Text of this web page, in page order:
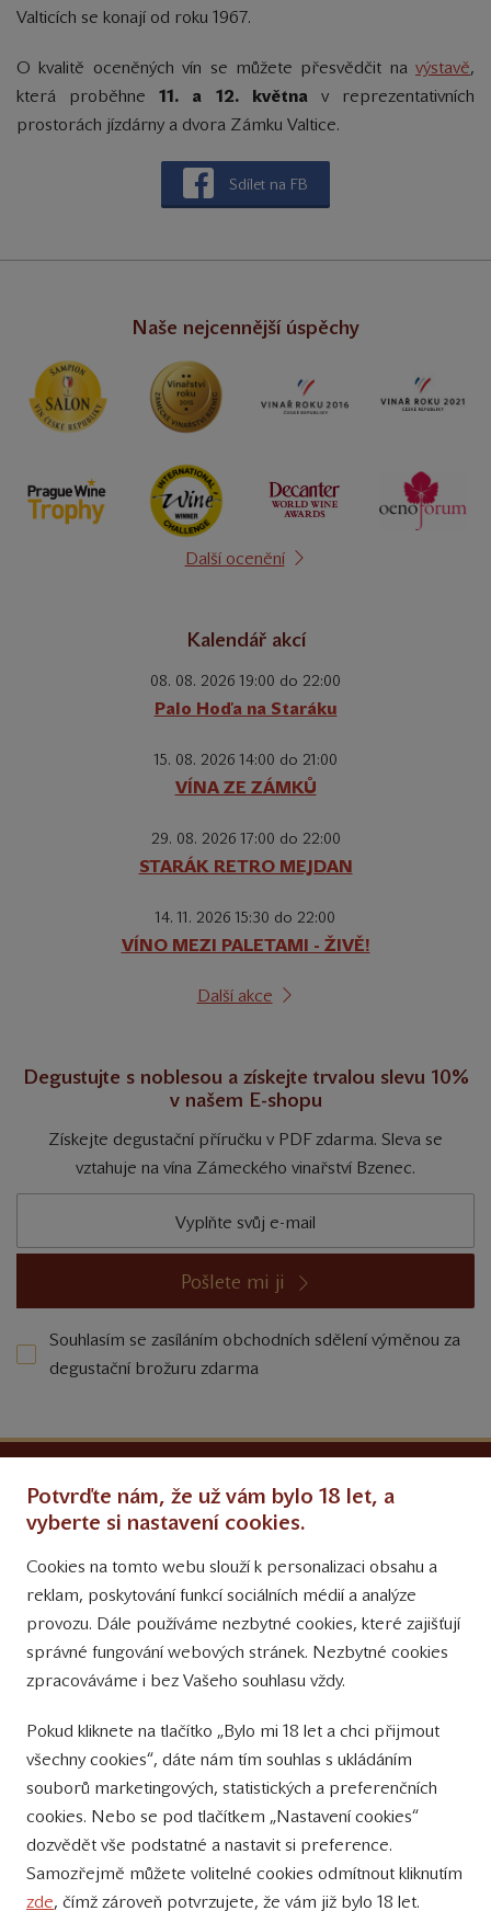
Valticích se konají od roku 1967.
O kvalitě oceněných vín se můžete přesvědčit na výstavě,
která proběhne 11. a 12. května v reprezentativních
prostorách jízdárny a dvora Zámku Valtice.
Sdílet na FB
Naše nejcennější úspěchy
Další ocenění
Kalendář akcí
08. 08. 2026 19:00 do 22:00
Palo Hoďa na Staráku
15. 08. 2026 14:00 do 21:00
VÍNA ZE ZÁMKŮ
29. 08. 2026 17:00 do 22:00
STARÁK RETRO MEJDAN
14. 11. 2026 15:30 do 22:00
VÍNO MEZI PALETAMI - ŽIVĚ!
Další akce
Degustujte s noblesou a získejte trvalou slevu 10%
v našem E-shopu
Získejte degustační příručku v PDF zdarma. Sleva se
vztahuje na vína Zámeckého vinařství Bzenec.
Pošlete mi ji
Souhlasím se zasíláním obchodních sdělení výměnou za
degustační brožuru zdarma
Obchodní podmínky
Přinášíme vám týdně
tipy na Facebooku
Sledujte nás
na Instagramu
Sledujte náš
YouTube kanál
Přihlášení k odběru novinek
Potvrďte nám, že už vám bylo 18 let, a
vyberte si nastavení cookies.
Cookies na tomto webu slouží k personalizaci obsahu a
reklam, poskytování funkcí sociálních médií a analýze
provozu. Dále používáme nezbytné cookies, které zajišťují
správné fungování webových stránek. Nezbytné cookies
zpracováváme i bez Vašeho souhlasu vždy.
Pokud kliknete na tlačítko „Bylo mi 18 let a chci přijmout
všechny cookies“, dáte nám tím souhlas s ukládáním
souborů marketingových, statistických a preferenčních
cookies. Nebo se pod tlačítkem „Nastavení cookies“
dozvědět vše podstatné a nastavit si preference.
Samozřejmě můžete volitelné cookies odmítnout kliknutím
zde, čímž zároveň potvrzujete, že vám již bylo 18 let.